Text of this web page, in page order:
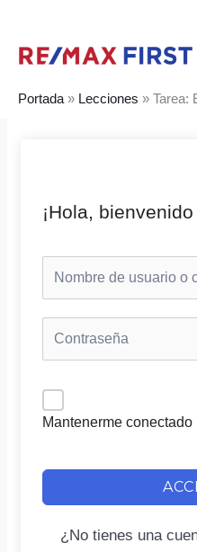
contenido
Portada » Lecciones » Tarea:
¡Hola,
Mantenerme conectado
¿No tienes una